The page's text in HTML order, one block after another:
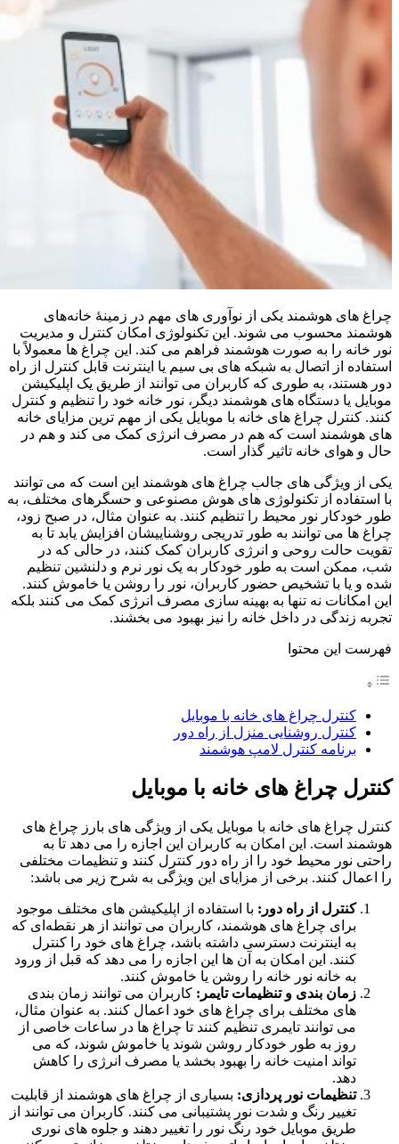
چراغ‌ های هوشمند یکی از نوآوری‌ های مهم در زمینهٔ خانه‌های
هوشمند محسوب می‌ شوند. این تکنولوژی امکان کنترل و مدیریت
نور خانه را به صورت هوشمند فراهم می‌ کند. این چراغ‌ ها معمولاً با
استفاده از اتصال به شبکه‌ های بی‌ سیم یا اینترنت قابل کنترل از راه
دور هستند، به طوری که کاربران می‌ توانند از طریق یک اپلیکیشن
موبایل یا دستگاه‌ های هوشمند دیگر، نور خانه خود را تنظیم و کنترل
کنند. کنترل چراغ های خانه با موبایل یکی از مهم ترین مزایای خانه
های هوشمند است که هم در مصرف انرژی کمک می کند و هم در
حال و هوای خانه تاثیر گذار است.
یکی از ویژگی‌ های جالب چراغ‌ های هوشمند این است که می‌ توانند
با استفاده از تکنولوژی‌ های هوش مصنوعی و حسگرهای مختلف، به
طور خودکار نور محیط را تنظیم کنند. به عنوان مثال، در صبح زود،
چراغ‌ ها می‌ توانند به طور تدریجی روشناییشان افزایش یابد تا به
تقویت حالت روحی و انرژی کاربران کمک کنند، در حالی که در
شب، ممکن است به طور خودکار به یک نور نرم و دلنشین تنظیم
شده و یا با تشخیص حضور کاربران، نور را روشن یا خاموش کنند.
این امکانات نه تنها به بهینه‌ سازی مصرف انرژی کمک می‌ کنند بلکه
تجربه زندگی در داخل خانه را نیز بهبود می‌ بخشند.
فهرست این محتوا
کنترل چراغ های خانه با موبایل
کنترل روشنایی منزل از راه دور
برنامه کنترل لامپ هوشمند
کنترل چراغ های خانه با موبایل
کنترل چراغ‌ های خانه با موبایل یکی از ویژگی‌ های بارز چراغ‌ های
هوشمند است. این امکان به کاربران این اجازه را می‌ دهد تا به
راحتی نور محیط خود را از راه دور کنترل کنند و تنظیمات مختلفی
را اعمال کنند. برخی از مزایای این ویژگی به شرح زیر می‌ باشد:
کنترل از راه دور: با استفاده از اپلیکیشن‌ های مختلف موجود
برای چراغ‌ های هوشمند، کاربران می‌ توانند از هر نقطه‌ای که
به اینترنت دسترسی داشته باشد، چراغ‌ های خود را کنترل
کنند. این امکان به آن ها این اجازه را می‌ دهد که قبل از ورود
به خانه نور خانه را روشن یا خاموش کنند.
زمان‌ بندی و تنظیمات تایمر: کاربران می‌ توانند زمان‌ بندی‌
های مختلف برای چراغ‌ های خود اعمال کنند. به عنوان مثال،
می‌ توانند تایمری تنظیم کنند تا چراغ‌ ها در ساعات خاصی از
روز به طور خودکار روشن شوند یا خاموش شوند، که می‌
تواند امنیت خانه را بهبود بخشد یا مصرف انرژی را کاهش
دهد.
تنظیمات نور پردازی: بسیاری از چراغ‌ های هوشمند از قابلیت
تغییر رنگ و شدت نور پشتیبانی می‌ کنند. کاربران می‌ توانند از
طریق موبایل خود رنگ نور را تغییر دهند و جلوه‌ های نوری